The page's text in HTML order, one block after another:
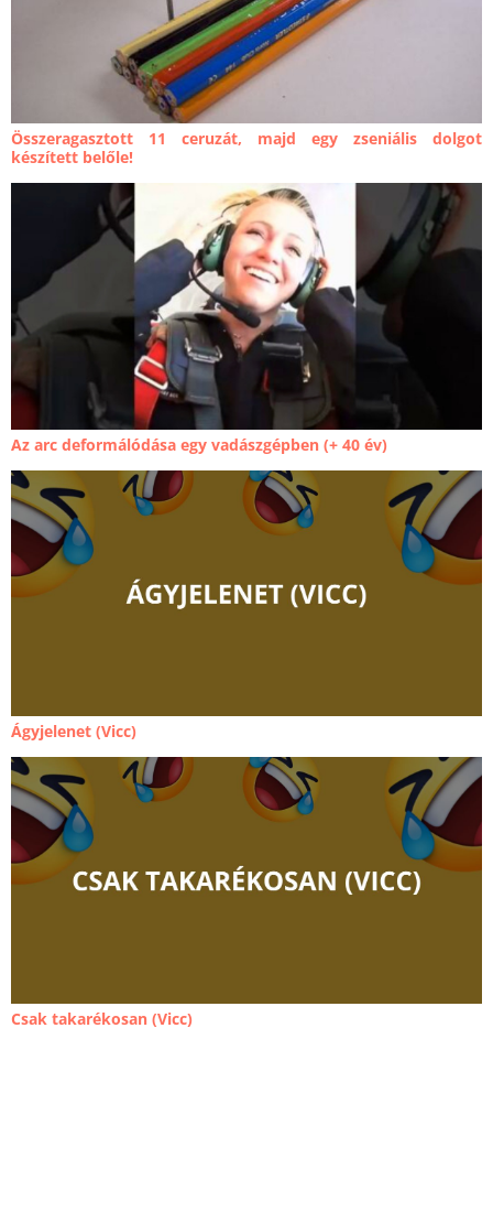
Összeragasztott 11 ceruzát, majd egy zseniális dolgot
készített belőle!
Az arc deformálódása egy vadászgépben (+ 40 év)
Ágyjelenet (Vicc)
Csak takarékosan (Vicc)